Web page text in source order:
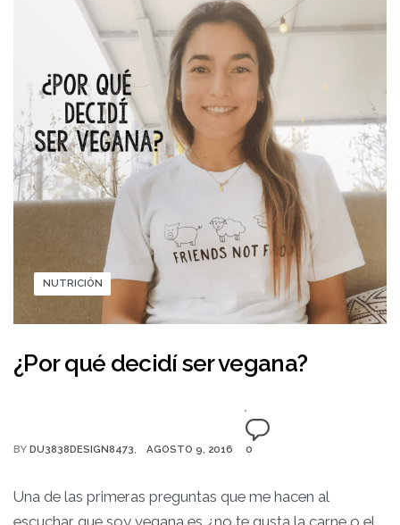
NUTRICIÓN
¿Por qué decidí ser vegana?
BY DU3838DESIGN8473 AGOSTO 9, 2016 0
Una de las primeras preguntas que me hacen al
escuchar que soy vegana es ¿no te gusta la carne o el